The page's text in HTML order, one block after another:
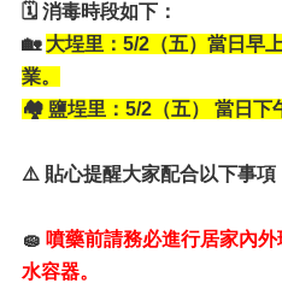
🗓 消毒時段如下：
🏡 大埕里：5/2（五）當日早
業。
🏘 鹽埕里：5/2（五） 當日下
⚠️ 貼心提醒大家配合以下事項
🧽 噴藥前請務必進行居家內
水容器。